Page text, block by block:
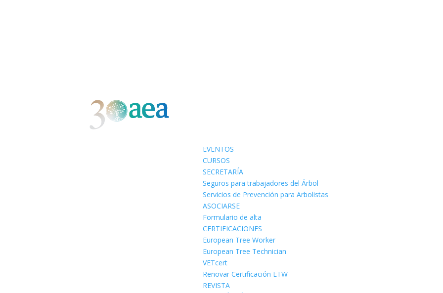
EVENTOS
CURSOS
SECRETARÍA
Seguros para trabajadores del Árbol
Servicios de Prevención para Arbolistas
ASOCIARSE
Formulario de alta
CERTIFICACIONES
European Tree Worker
European Tree Technician
VETcert
Renovar Certificación ETW
REVISTA